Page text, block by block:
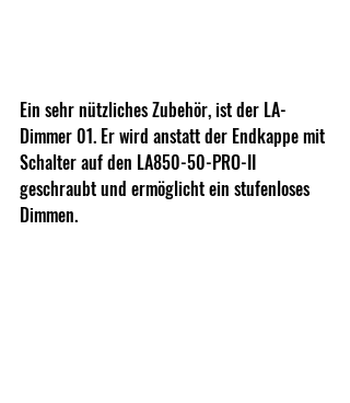
Ein sehr nützliches Zubehör, ist der LA-
Dimmer 01. Er wird anstatt der Endkappe mit
Schalter auf den LA850-50-PRO-II
geschraubt und ermöglicht ein stufenloses
Dimmen.